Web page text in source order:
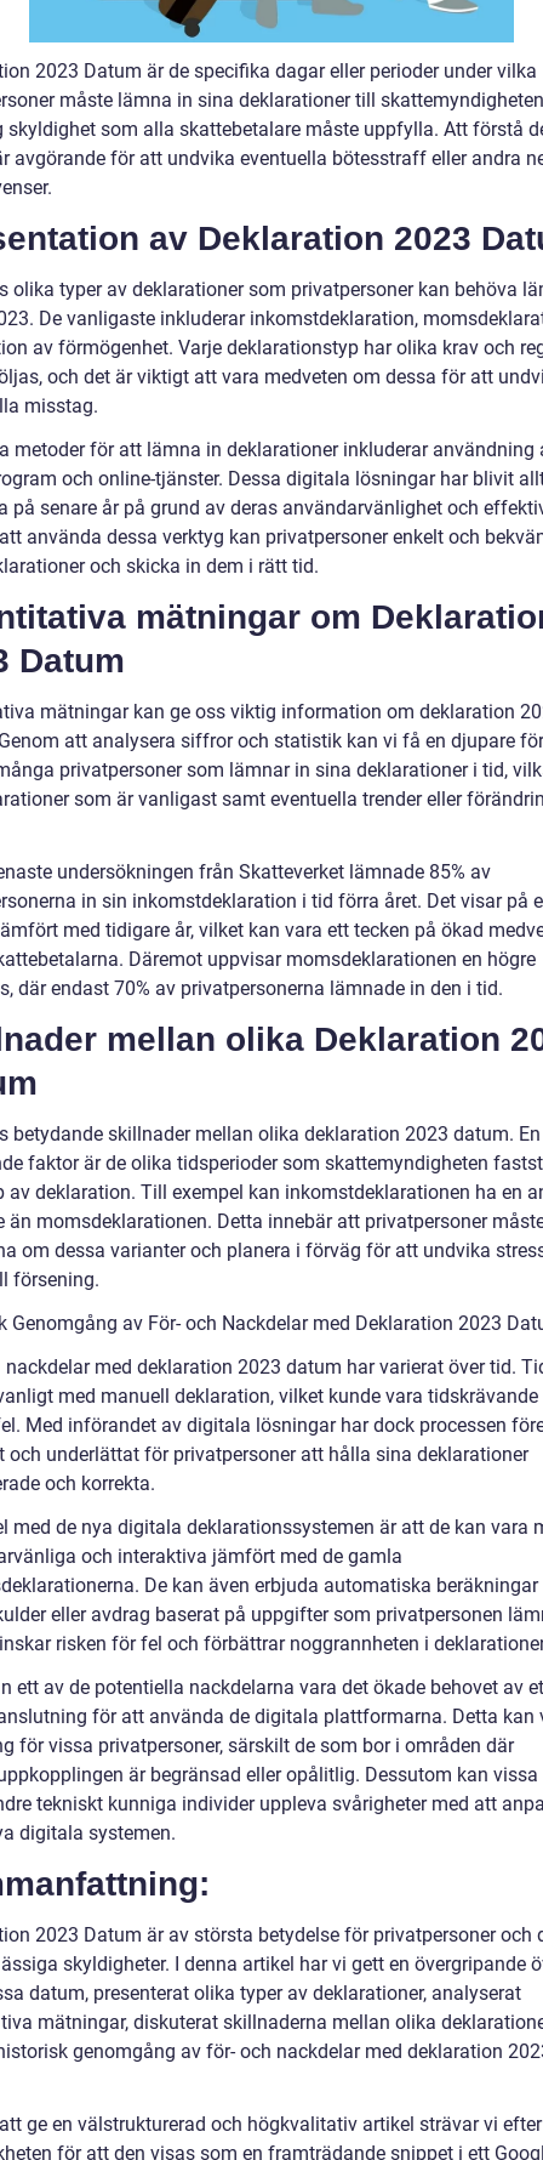
2023 Datum är de specifika dagar eller perioder under vilka
måste lämna in sina deklarationer till
skyldighet som alla skattebetalare måste uppfylla. Att förstå
avgörande för att undvika eventuella bötesstraff eller andra
av Deklaration 2023
olika typer av deklarationer som privatpersoner kan behöva
De vanligaste inkluderar inkomstdeklaration,
av förmögenhet. Varje deklarationstyp har olika krav och
och det är viktigt att vara medveten om dessa för att
misstag.
metoder för att lämna in deklarationer inkluderar användning
och online-tjänster. Dessa digitala lösningar har blivit
på senare år på grund av deras användarvänlighet och
använda dessa verktyg kan privatpersoner enkelt och
och skicka in dem i rätt tid.
mätningar om
Datum
mätningar kan ge oss viktig information om deklaration
att analysera siffror och statistik kan vi få en djupare
privatpersoner som lämnar in sina deklarationer i tid,
som är vanligast samt eventuella trender eller
undersökningen från Skatteverket lämnade 85% av
in sin inkomstdeklaration i tid förra året. Det visar på
med tidigare år, vilket kan vara ett tecken på ökad
Däremot uppvisar momsdeklarationen en högre
där endast 70% av privatpersonerna lämnade in den i tid.
mellan olika Deklaration
betydande skillnader mellan olika deklaration 2023 datum. En
faktor är de olika tidsperioder som skattemyndigheten
av deklaration. Till exempel kan inkomstdeklarationen ha en
än momsdeklarationen. Detta innebär att privatpersoner
om dessa varianter och planera i förväg för att undvika
försening.
Genomgång av För- och Nackdelar med Deklaration 2023
nackdelar med deklaration 2023 datum har varierat över tid.
med manuell deklaration, vilket kunde vara tidskrävande
Med införandet av digitala lösningar har dock processen
och underlättat för privatpersoner att hålla sina deklarationer
och korrekta.
med de nya digitala deklarationssystemen är att de kan vara
och interaktiva jämfört med de gamla
De kan även erbjuda automatiska beräkningar
eller avdrag baserat på uppgifter som privatpersonen
risken för fel och förbättrar noggrannheten i
ett av de potentiella nackdelarna vara det ökade behovet av
för att använda de digitala plattformarna. Detta kan
för vissa privatpersoner, särskilt de som bor i områden där
är begränsad eller opålitlig. Dessutom kan vissa
tekniskt kunniga individer uppleva svårigheter med att
digitala systemen.
2023 Datum är av största betydelse för privatpersoner och
skyldigheter. I denna artikel har vi gett en övergripande
datum, presenterat olika typer av deklarationer, analyserat
mätningar, diskuterat skillnaderna mellan olika
genomgång av för- och nackdelar med deklaration
ge en välstrukturerad och högkvalitativ artikel strävar vi
för att den visas som en framträdande snippet i ett